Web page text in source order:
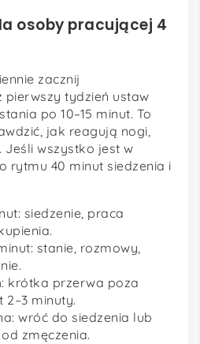
osoby pracującej 4
zacznij
pierwszy tydzień ustaw
po 10–15 minut. To
jak reagują nogi,
wszystko jest w
rytmu 40 minut siedzenia i
siedzenie, praca
stanie, rozmowy,
krótka przerwa poza
2–3 minuty.
wróć do siedzenia lub
zmęczenia.